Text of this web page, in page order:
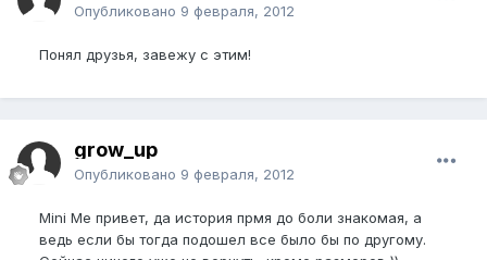
Опубликовано 9 февраля, 2012
Понял друзья, завежу с этим!
grow_up
Опубликовано 9 февраля, 2012
Mini Me привет, да история прмя до боли знакомая, а
ведь если бы тогда подошел все было бы по другому.